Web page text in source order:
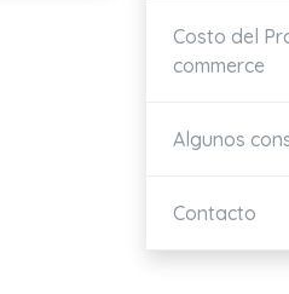
Costo del
commerce
Algunos
Contacto